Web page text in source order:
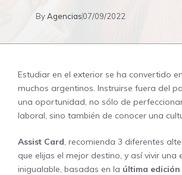
ByAgencias07/09/2022
Estudiar en el exterior se ha convertido
muchos argentinos. Instruirse fuera del
una oportunidad, no sólo de
laboral, sino también de conocer una
Assist Card, recomienda 3 diferentes
que elijas el mejor destino, y así vivir una
inigualable, basadas en la última edición